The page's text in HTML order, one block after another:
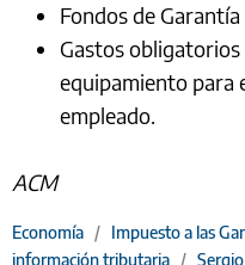
Fondos de
Gastos
equipamiento para
empleado.
ACM
Economía / Impuesto a las
información tributaria /